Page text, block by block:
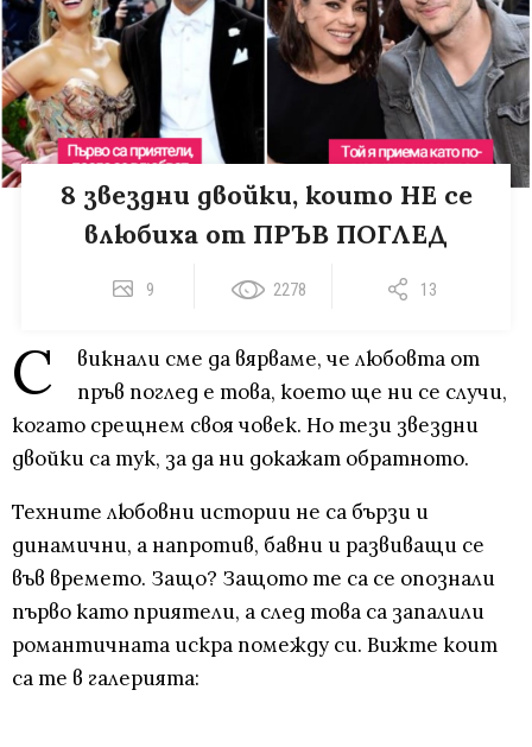
8 звездни двойки, които НЕ се
влюбиха от ПРЪВ ПОГЛЕД
9 2278 13
С
викнали сме да вярваме, че любовта от
пръв поглед е това, което ще ни се случи,
когато срещнем своя човек. Но тези звездни
двойки са тук, за да ни докажат обратното.
Техните любовни истории не са бързи и
динамични, а напротив, бавни и развиващи се
във времето. Защо? Защото те са се опознали
първо като приятели, а след това са запалили
романтичната искра помежду си. Вижте коит
са те в галерията: